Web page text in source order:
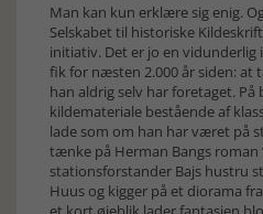
Man kan kun erklære sig enig.
Selskabet til historiske
initiativ. Det er jo en vidunderlig
fik for næsten 2.000 år siden: at
han aldrig selv har foretaget.
kildemateriale bestående af
lade som om han har været på
tænke på Herman Bangs roman
stationsforstander Bajs hustru
Huus og kigger på et diorama